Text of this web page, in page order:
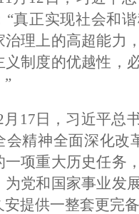
“真正实现社会和
治理上的高超能力
义制度的优越性，
”
月17日，习近平总
会精神全面深化改
一项重大历史任务
为党和国家事业发
安提供一整套更完